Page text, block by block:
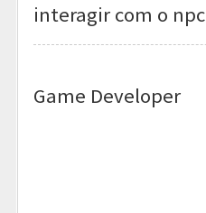
interagir com o
Game Developer